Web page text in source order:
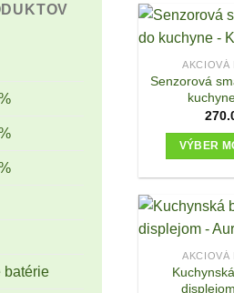
batérie
AKCIOVÁ
Senzorová
VÝBER
AKCIOVÁ